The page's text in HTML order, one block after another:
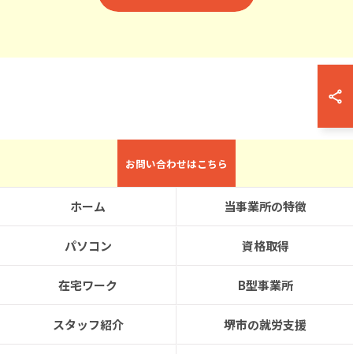
お問い合わせはこちら
ホーム 当事業所の特徴
パソコン 資格取得
在宅ワーク B型事業所
スタッフ紹介 堺市の就労支援